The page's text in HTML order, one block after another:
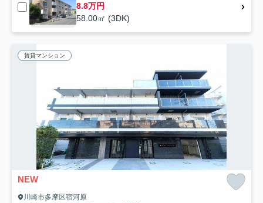
8.8万円
58.00㎡ (3DK)
賃貸マンション
NEW
川崎市多摩区宿河原